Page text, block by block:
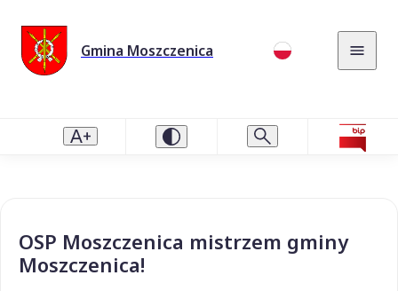
Gmina Moszczenica
OSP Moszczenica mistrzem gminy
Moszczenica!